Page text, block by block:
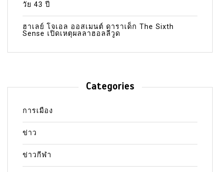
วัย 43 ปี
ฮาเลย์ โจเอล ออสเมนต์ ดาราเด็ก The Sixth
Sense เปิดเหตุผลลาฮอลลีวูด
Categories
การเมือง
ข่าว
ข่าวกีฬา